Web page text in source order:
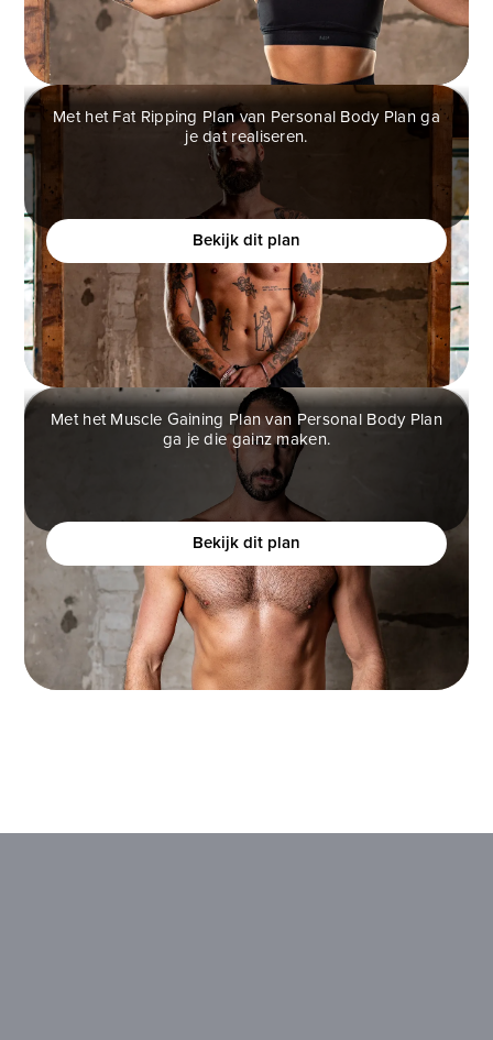
FAT RIPPING PLAN
Wil je een atletisch fysiek creëren en je zelfverzekerd
voelen?
Bekijk dit plan
Met het Fat Ripping Plan van Personal Body Plan ga
je dat realiseren.
MUSCLE GAINING PLAN
Ben jij een man die graag spiermassa op wilt
bouwen, maar het moeilijk vindt om dit te realiseren?
Bekijk dit plan
Met het Muscle Gaining Plan van Personal Body Plan
ga je die gainz maken.